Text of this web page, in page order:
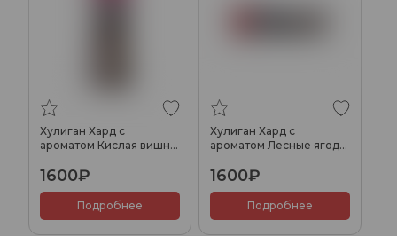
Хулиган Хард с
ароматом Кислая вишня
1600₽
Подробнее
Хулиган Хард с
ароматом Лесные ягоды
1600₽
Подробнее